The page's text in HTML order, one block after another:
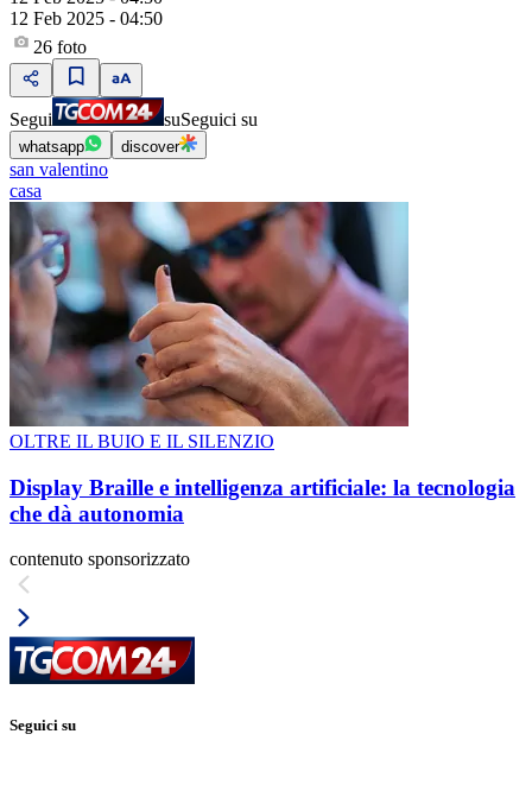
12 Feb 2025 - 04:50
26 foto
Segui suSeguici su
whatsapp discover
san valentino
casa
OLTRE IL BUIO E IL SILENZIO
Display Braille e intelligenza artificiale: la tecnologia
che dà autonomia
contenuto sponsorizzato
Seguici su